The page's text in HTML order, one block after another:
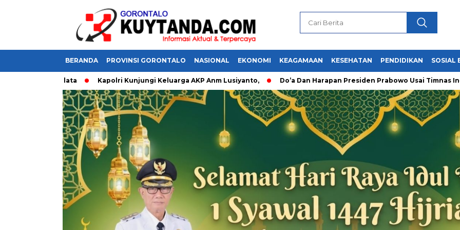
BERANDA PROVINSI GORONTALO NASIONAL EKONOMI KEAGAMAAN KESEHATAN PENDIDIKAN SOSIAL
Kapolri Kunjungi Keluarga AKP Anm Lusiyanto, Do’a Dan Harapan Presiden Prabowo Usai Timnas